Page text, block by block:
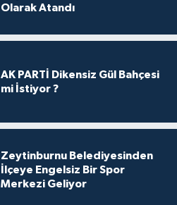
Olarak Atandı
AK PARTİ Dikensiz Gül Bahçesi
mi İstiyor ?
Zeytinburnu Belediyesinden
İlçeye Engelsiz Bir Spor
Merkezi Geliyor